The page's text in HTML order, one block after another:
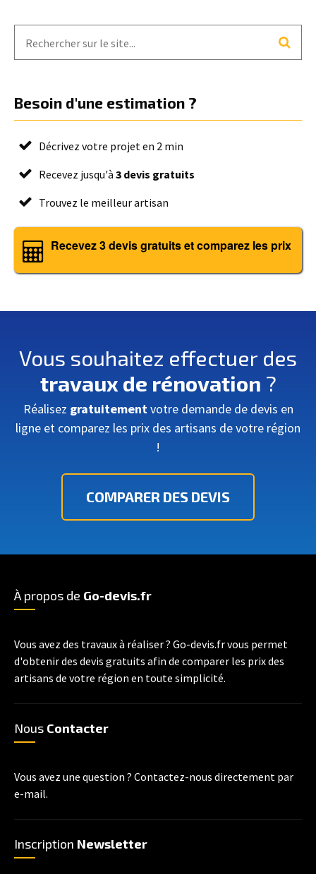
Besoin d'une estimation ?
Décrivez votre projet en 2 min
Recevez jusqu'à 3 devis gratuits
Trouvez le meilleur artisan
Recevez 3 devis gratuits et comparez les prix
Vous souhaitez effectuer des
travaux de rénovation ?
Réalisez gratuitementvotre demande de devis en
ligne et comparez les prix des artisans de votre région
!
COMPARER DES DEVIS
À propos de Go-devis.fr
Vous avez des travaux à réaliser ? Go-devis.fr vous permet
d'obtenir des devis gratuits afin de comparer les prix des
artisans de votre région en toute simplicité.
Nous Contacter
Vous avez une question ? Contactez-nous directement par
e-mail.
Inscription Newsletter